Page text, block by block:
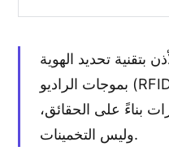
بتقنية تحديد الهوية
بموجات الراديو (RFID) الأدوات اللازمة لتحسين
بناءً على الحقائق،
وليس التخمينات.